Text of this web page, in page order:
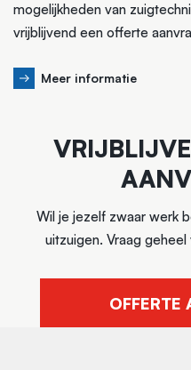
mogelijkheden van
vrijblijvend een offerte
Meer informatie
Wil je jezelf zwaar werk
uitzuigen. Vraag
OFFERTE